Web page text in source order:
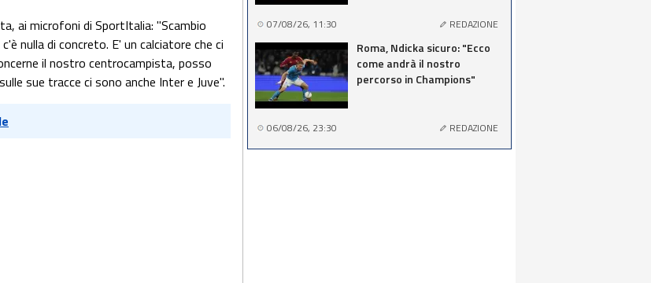
ai microfoni di SportItalia: "Scambio
nulla di concreto. E' un calciatore che ci
il nostro centrocampista, posso
sue tracce ci sono anche Inter e Juve".
07/08/26, 11:30 REDAZIONE
Roma, Ndicka sicuro: "Ecco
come andrà il nostro
percorso in Champions"
06/08/26, 23:30 REDAZIONE